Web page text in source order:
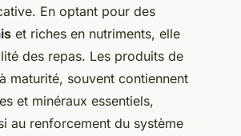
En optant pour des
et riches en nutriments, elle
des repas. Les produits de
maturité, souvent contiennent
et minéraux essentiels,
au renforcement du système